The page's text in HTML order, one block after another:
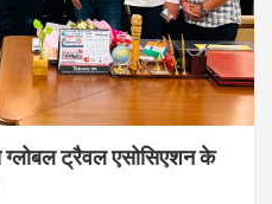
ग्लोबल ट्रैवल एसोसिएशन के